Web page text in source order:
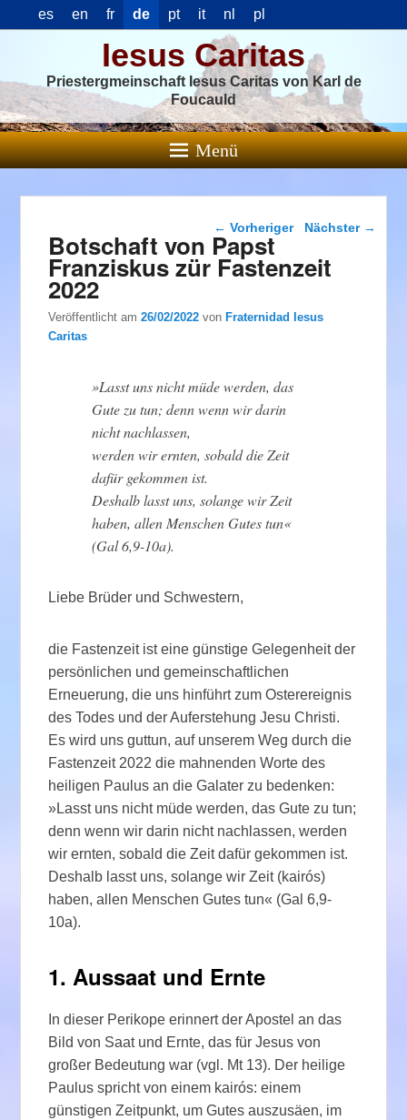
es en fr de pt it nl pl
Iesus Caritas
Priestergmeinschaft Iesus Caritas von Karl de
Foucauld
Menü
Beitragsnavigation
← Vorheriger Nächster →
Botschaft von Papst
Franziskus zür Fastenzeit
2022
Veröffentlicht am26/02/2022 vonFraternidad Iesus
Caritas
»Lasst uns nicht müde werden, das
Gute zu tun; denn wenn wir darin
nicht nachlassen,
werden wir ernten, sobald die Zeit
dafür gekommen ist.
Deshalb lasst uns, solange wir Zeit
haben, allen Menschen Gutes tun«
(Gal 6,9-10a).
Liebe Brüder und Schwestern,
die Fastenzeit ist eine günstige Gelegenheit der
persönlichen und gemeinschaftlichen
Erneuerung, die uns hinführt zum Osterereignis
des Todes und der Auferstehung Jesu Christi.
Es wird uns guttun, auf unserem Weg durch die
Fastenzeit 2022 die mahnenden Worte des
heiligen Paulus an die Galater zu bedenken:
»Lasst uns nicht müde werden, das Gute zu tun;
denn wenn wir darin nicht nachlassen, werden
wir ernten, sobald die Zeit dafür gekommen ist.
Deshalb lasst uns, solange wir Zeit (kairós)
haben, allen Menschen Gutes tun« (Gal 6,9-
10a).
1. Aussaat und Ernte
In dieser Perikope erinnert der Apostel an das
Bild von Saat und Ernte, das für Jesus von
großer Bedeutung war (vgl. Mt 13). Der heilige
Paulus spricht von einem kairós: einem
günstigen Zeitpunkt, um Gutes auszusäen, im